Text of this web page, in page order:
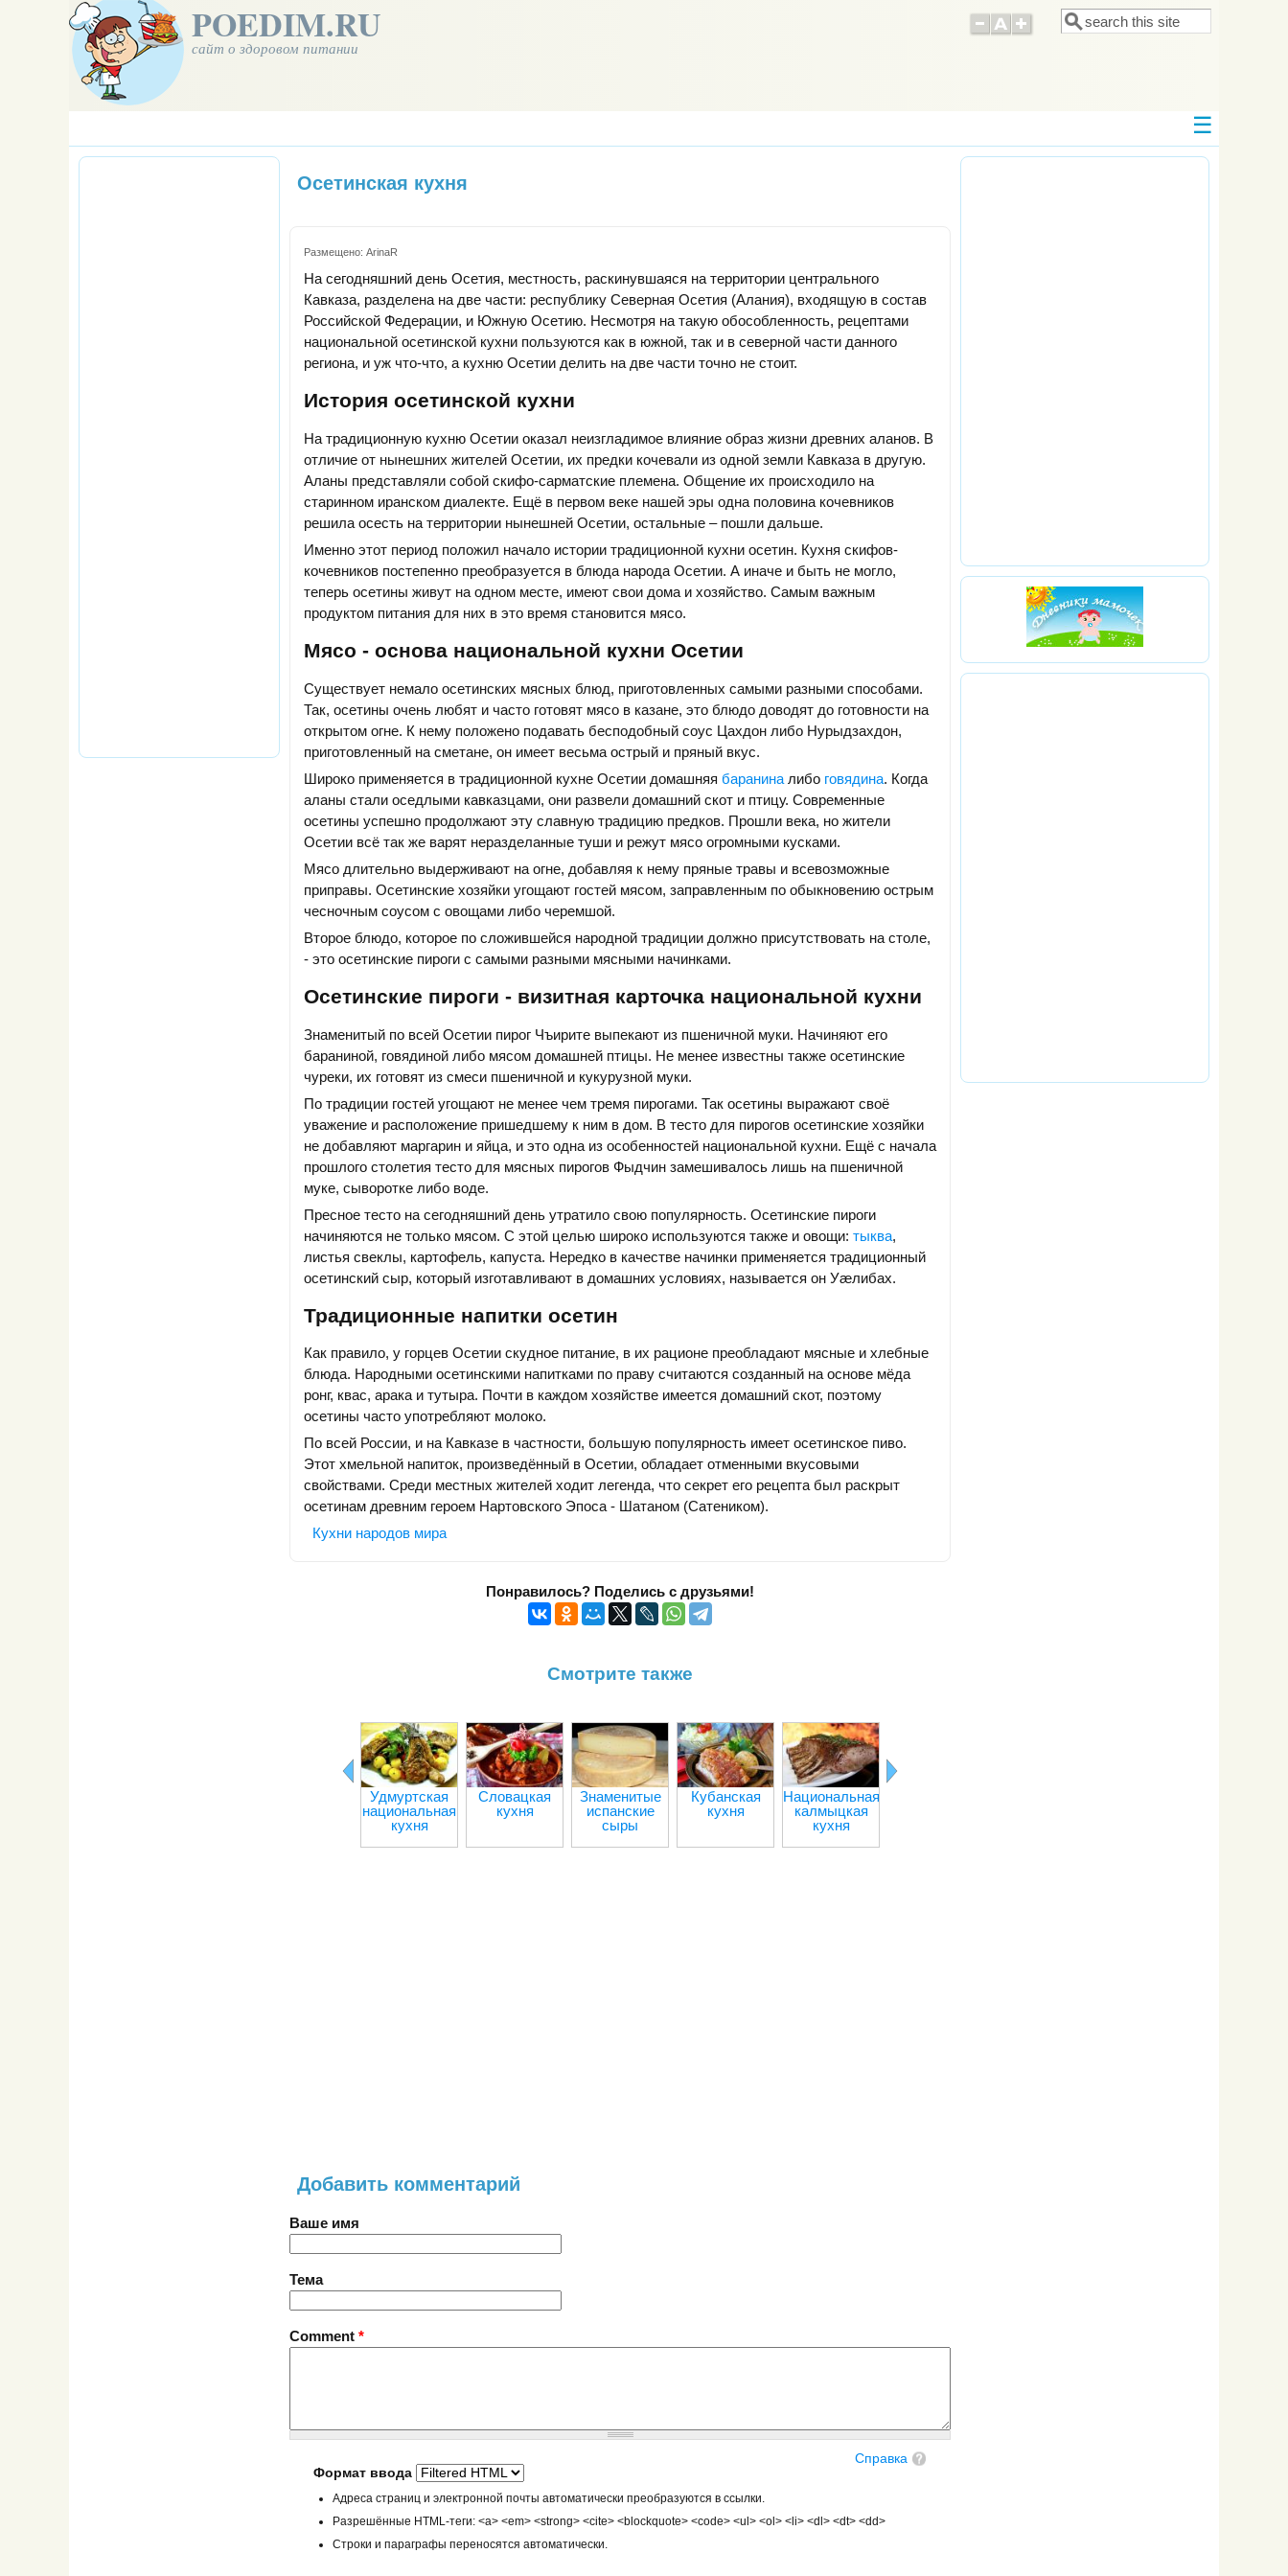
POEDIM.RU
сайт о здоровом питании
Форма поиска
Поиск
Осетинская кухня
Размещено: ArinaR
На сегодняшний день Осетия, местность, раскинувшаяся на территории центрального
Кавказа, разделена на две части: республику Северная Осетия (Алания), входящую в состав
Российской Федерации, и Южную Осетию. Несмотря на такую обособленность, рецептами
национальной осетинской кухни пользуются как в южной, так и в северной части данного
региона, и уж что-что, а кухню Осетии делить на две части точно не стоит.
История осетинской кухни
На традиционную кухню Осетии оказал неизгладимое влияние образ жизни древних аланов. В
отличие от нынешних жителей Осетии, их предки кочевали из одной земли Кавказа в другую.
Аланы представляли собой скифо-сарматские племена. Общение их происходило на
старинном иранском диалекте. Ещё в первом веке нашей эры одна половина кочевников
решила осесть на территории нынешней Осетии, остальные – пошли дальше.
Именно этот период положил начало истории традиционной кухни осетин. Кухня скифов-
кочевников постепенно преобразуется в блюда народа Осетии. А иначе и быть не могло,
теперь осетины живут на одном месте, имеют свои дома и хозяйство. Самым важным
продуктом питания для них в это время становится мясо.
Мясо - основа национальной кухни Осетии
Существует немало осетинских мясных блюд, приготовленных самыми разными способами.
Так, осетины очень любят и часто готовят мясо в казане, это блюдо доводят до готовности на
открытом огне. К нему положено подавать бесподобный соус Цахдон либо Нурыдзахдон,
приготовленный на сметане, он имеет весьма острый и пряный вкус.
Широко применяется в традиционной кухне Осетии домашняя баранина либо говядина. Когда
аланы стали оседлыми кавказцами, они развели домашний скот и птицу. Современные
осетины успешно продолжают эту славную традицию предков. Прошли века, но жители
Осетии всё так же варят неразделанные туши и режут мясо огромными кусками.
Мясо длительно выдерживают на огне, добавляя к нему пряные травы и всевозможные
приправы. Осетинские хозяйки угощают гостей мясом, заправленным по обыкновению острым
чесночным соусом с овощами либо черемшой.
Второе блюдо, которое по сложившейся народной традиции должно присутствовать на столе,
- это осетинские пироги с самыми разными мясными начинками.
Осетинские пироги - визитная карточка национальной кухни
Знаменитый по всей Осетии пирог Чъирите выпекают из пшеничной муки. Начиняют его
бараниной, говядиной либо мясом домашней птицы. Не менее известны также осетинские
чуреки, их готовят из смеси пшеничной и кукурузной муки.
По традиции гостей угощают не менее чем тремя пирогами. Так осетины выражают своё
уважение и расположение пришедшему к ним в дом. В тесто для пирогов осетинские хозяйки
не добавляют маргарин и яйца, и это одна из особенностей национальной кухни. Ещё с начала
прошлого столетия тесто для мясных пирогов Фыдчин замешивалось лишь на пшеничной
муке, сыворотке либо воде.
Пресное тесто на сегодняшний день утратило свою популярность. Осетинские пироги
начиняются не только мясом. С этой целью широко используются также и овощи: тыква,
листья свеклы, картофель, капуста. Нередко в качестве начинки применяется традиционный
осетинский сыр, который изготавливают в домашних условиях, называется он Уæлибах.
Традиционные напитки осетин
Как правило, у горцев Осетии скудное питание, в их рационе преобладают мясные и хлебные
блюда. Народными осетинскими напитками по праву считаются созданный на основе мёда
ронг, квас, арака и тутыра. Почти в каждом хозяйстве имеется домашний скот, поэтому
осетины часто употребляют молоко.
По всей России, и на Кавказе в частности, большую популярность имеет осетинское пиво.
Этот хмельной напиток, произведённый в Осетии, обладает отменными вкусовыми
свойствами. Среди местных жителей ходит легенда, что секрет его рецепта был раскрыт
осетинам древним героем Нартовского Эпоса - Шатаном (Сатеником).
Кухни народов мира
Понравилось? Поделись с друзьями!
Смотрите также
Удмуртская
национальная
кухня
Словацкая
кухня
Знаменитые
испанские
сыры
Кубанская
кухня
Национальная
калмыцкая
кухня
Добавить комментарий
Ваше имя
Тема
Comment *
Справка
Формат ввода
Адреса страниц и электронной почты автоматически преобразуются в ссылки.
Разрешённые HTML-теги: <a> <em> <strong> <cite> <blockquote> <code> <ul> <ol> <li> <dl> <dt> <dd>
Строки и параграфы переносятся автоматически.